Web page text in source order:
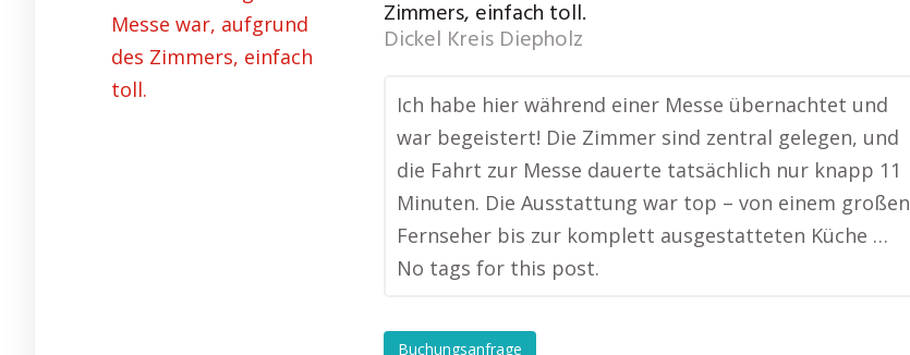
Zimmers, einfach toll.
Dickel Kreis Diepholz
Ich habe hier während einer Messe übernachtet und
war begeistert! Die Zimmer sind zentral gelegen, und
die Fahrt zur Messe dauerte tatsächlich nur knapp 11
Minuten. Die Ausstattung war top – von einem großen
Fernseher bis zur komplett ausgestatteten Küche …
No tags for this post.
Buchungsanfrage